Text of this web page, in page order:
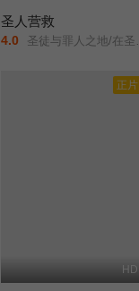
圣人营救
4.0 圣徒与罪人之地/在圣人和罪人的土地上/
正片
HD